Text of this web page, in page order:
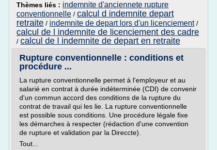
Thèmes liés : indemnite d'anciennete rupture
conventionnelle / calcul d indemnite depart
retraite / indemnite de depart lors d'un licenciement/
calcul de l indemnite de licenciement des cadre
/ calcul de l indemnite de depart en retraite
Rupture conventionnelle : conditions et
procédure ...
La rupture conventionnelle permet à l'employeur et au
salarié en contrat à durée indéterminée (CDI) de convenir
d'un commun accord des conditions de la rupture du
contrat de travail qui les lie. La rupture conventionnelle
est possible sous conditions. Une procédure légale fixe
les démarches à respecter (rédaction d'une convention
de rupture et validation par la Direccte).
Tout...